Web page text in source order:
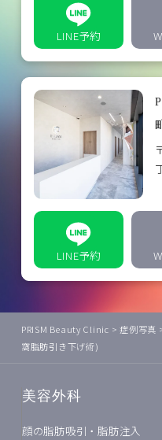
LINE予約
LINE予約
PRISM Beauty Clinic >症例写真
窩脂肪引き下げ術)
美容外科
顔の脂肪吸引・脂肪注入